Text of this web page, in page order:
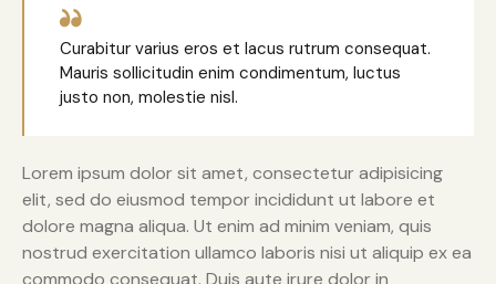
Curabitur varius eros et lacus rutrum consequat.
Mauris sollicitudin enim condimentum, luctus
justo non, molestie nisl.
Lorem ipsum dolor sit amet, consectetur adipisicing
elit, sed do eiusmod tempor incididunt ut labore et
dolore magna aliqua. Ut enim ad minim veniam, quis
nostrud exercitation ullamco laboris nisi ut aliquip ex ea
commodo consequat. Duis aute irure dolor in